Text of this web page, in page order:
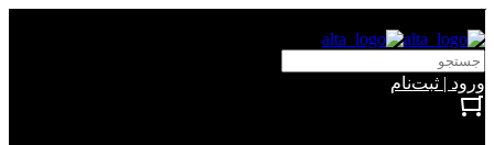
ورود | ثبت‌نام